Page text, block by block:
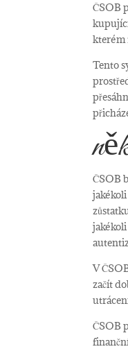
ČSOB
kterém
Tento
ČSOB
V
začít
ČSOB